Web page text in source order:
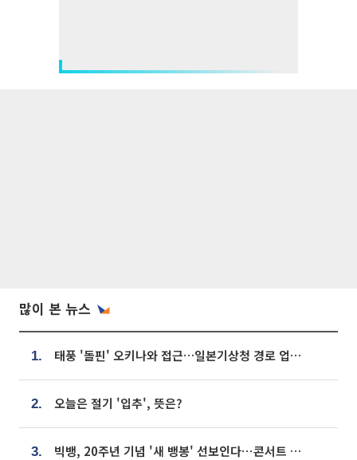
많이 본 뉴스
1. 태풍 '돌핀' 오키나와 접근…일본기상청 경로 업데이트
2. 오늘은 절기 '입추', 뜻은?
3. 빅뱅, 20주년 기념 '새 뱅봉' 선보인다⋯콘서트 앞두고 팝업 개최